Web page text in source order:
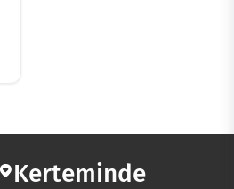
Kerteminde